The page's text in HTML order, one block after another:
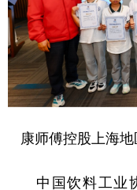
康师傅控股上海
中国饮料工业